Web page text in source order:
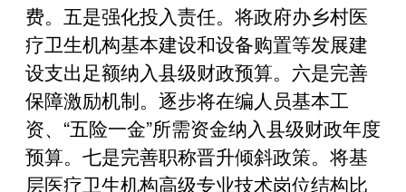
费。五是强化投入责任。将政府办乡村医
疗卫生机构基本建设和设备购置等发展建
设支出足额纳入县级财政预算。六是完善
保障激励机制。逐步将在编人员基本工
资、“五险一金”所需资金纳入县级财政年度
预算。七是完善职称晋升倾斜政策。将基
层医疗卫生机构高级专业技术岗位结构比